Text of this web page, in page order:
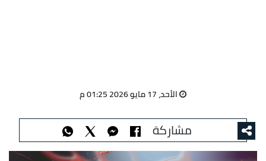
الأحد، 17 مايو 2026 01:25 م
مشاركة